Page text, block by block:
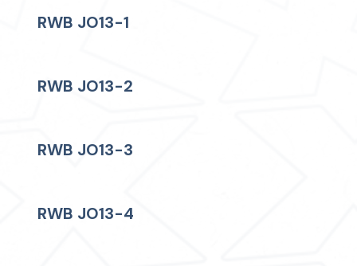
RWB JO13-1
RWB JO13-2
RWB JO13-3
RWB JO13-4